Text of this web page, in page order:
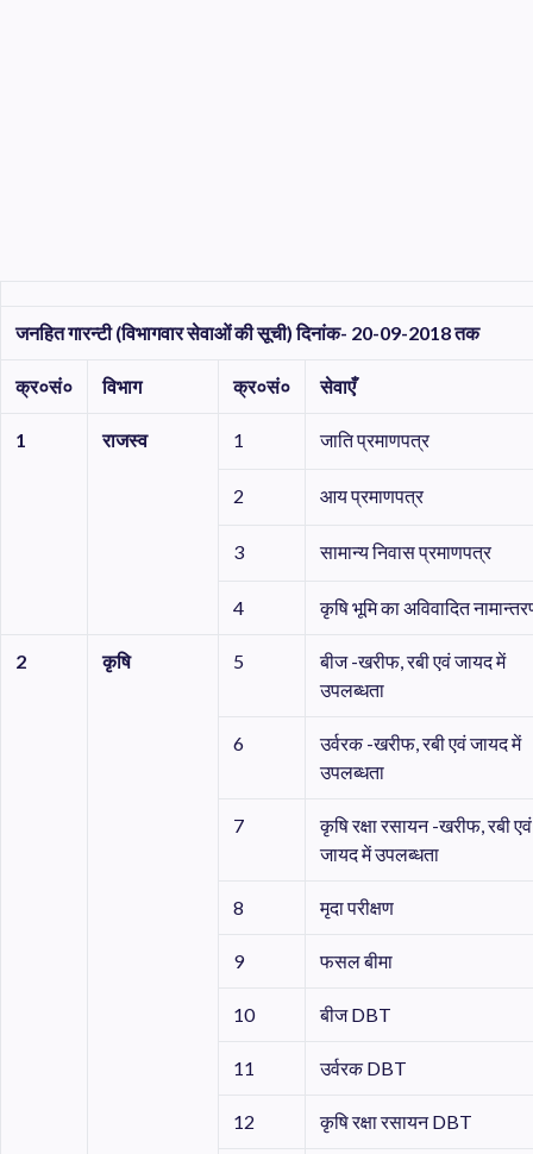
जनहितगारन्टी(विभागवारसेवाओंकीसूची)दिनांक- 20-09-2018तक
क्र०सं० विभाग क्र०सं० सेवाएँ
1 राजस्व 1 जाति प्रमाणपत्र
2 आय प्रमाणपत्र
3 सामान्य निवास प्रमाणपत्र
4 कृषि भूमि का अविवादित
2 कृषि 5
बीज -खरीफ, रबी एवं जायद में
उपलब्धता
6
उर्वरक -खरीफ, रबी एवं जायद में
उपलब्धता
7
कृषि रक्षा रसायन -खरीफ, रबी एवं
जायद में उपलब्धता
8 मृदा परीक्षण
9 फसल बीमा
10 बीज DBT
11 उर्वरक DBT
12 कृषि रक्षा रसायन DBT